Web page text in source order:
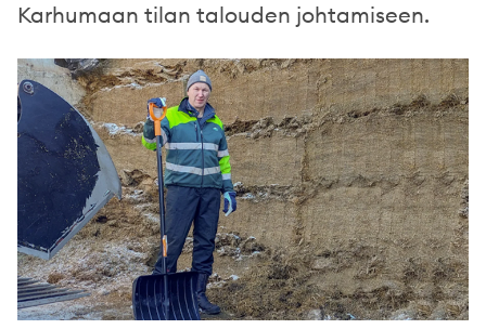
Karhumaan tilan talouden johtamiseen.